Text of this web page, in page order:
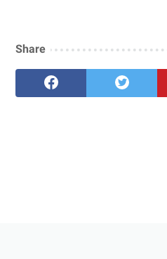
Share